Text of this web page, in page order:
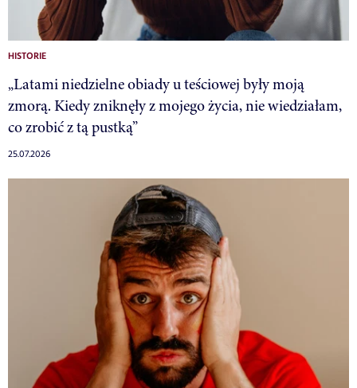
HISTORIE
„Latami niedzielne obiady u teściowej były moją
zmorą. Kiedy zniknęły z mojego życia, nie wiedziałam,
co zrobić z tą pustką”
25.07.2026